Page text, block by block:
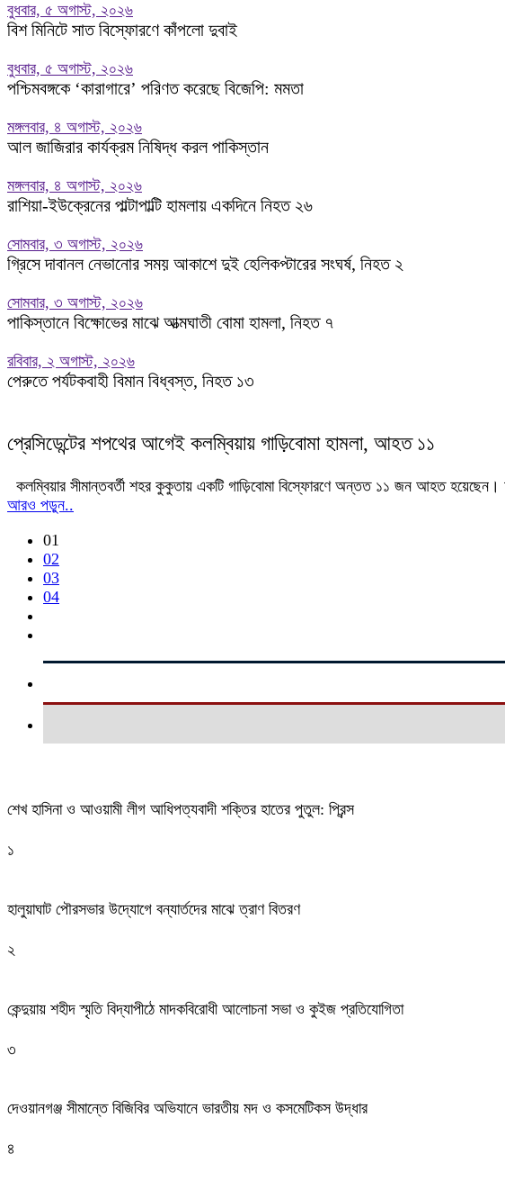
বুধবার, ৫ অগাস্ট, ২০২৬
বিশ মিনিটে সাত বিস্ফোরণে কাঁপলো দুবাই
বুধবার, ৫ অগাস্ট, ২০২৬
পশ্চিমবঙ্গকে ‘কারাগারে’ পরিণত করেছে বিজেপি: মমতা
মঙ্গলবার, ৪ অগাস্ট, ২০২৬
আল জাজিরার কার্যক্রম নিষিদ্ধ করল পাকিস্তান
মঙ্গলবার, ৪ অগাস্ট, ২০২৬
রাশিয়া-ইউক্রেনের পাল্টাপাল্টি হামলায় একদিনে নিহত ২৬
সোমবার, ৩ অগাস্ট, ২০২৬
গ্রিসে দাবানল নেভানোর সময় আকাশে দুই হেলিকপ্টারের সংঘর্ষ, নিহত ২
সোমবার, ৩ অগাস্ট, ২০২৬
পাকিস্তানে বিক্ষোভের মাঝে আত্মঘাতী বোমা হামলা, নিহত ৭
রবিবার, ২ অগাস্ট, ২০২৬
পেরুতে পর্যটকবাহী বিমান বিধ্বস্ত, নিহত ১৩
প্রেসিডেন্টের শপথের আগেই কলম্বিয়ায় গাড়িবোমা হামলা, আহত ১১
কলম্বিয়ার সীমান্তবর্তী শহর কুকুতায় একটি গাড়িবোমা বিস্ফোরণে অন্তত ১১ জন আহত
আরও পড়ুন..
01
02
03
04
শেখ হাসিনা ও আওয়ামী লীগ আধিপত্যবাদী শক্তির হাতের পুতুল: প্রিন্স
১
হালুয়াঘাট পৌরসভার উদ্যোগে বন্যার্তদের মাঝে ত্রাণ বিতরণ
২
কেন্দুয়ায় শহীদ স্মৃতি বিদ্যাপীঠে মাদকবিরোধী আলোচনা সভা ও কুইজ প্রতিযোগিতা
৩
দেওয়ানগঞ্জ সীমান্তে বিজিবির অভিযানে ভারতীয় মদ ও কসমেটিকস উদ্ধার
৪